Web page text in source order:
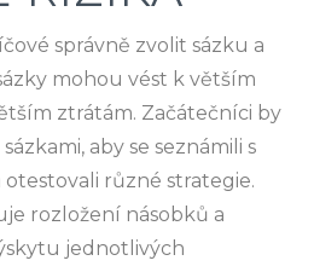
správně zvolit sázku a
mohou vést k větším
ztrátám. Začátečníci by
aby se seznámili s
různé strategie.
rozložení násobků a
jednotlivých